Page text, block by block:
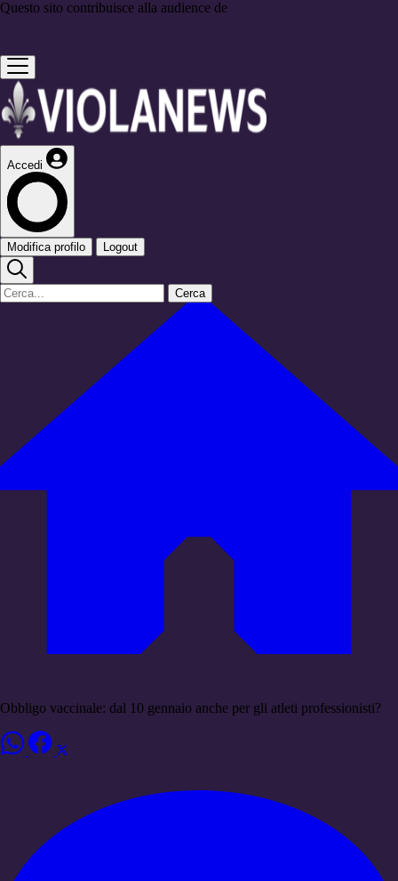
Questo sito contribuisce alla audience de
Accedi
Modifica profilo Logout
Cerca
Obbligo vaccinale: dal 10 gennaio anche per gli atleti professionisti?